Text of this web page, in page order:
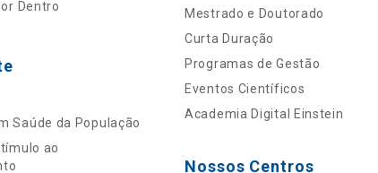
Dentro
Saúde da População
ao
Mestrado e Doutorado
Curta Duração
Programas de Gestão
Eventos Científicos
Academia Digital Einstein
Nossos Centros